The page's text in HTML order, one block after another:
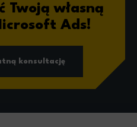
Twoją własną
Ads!
konsultację